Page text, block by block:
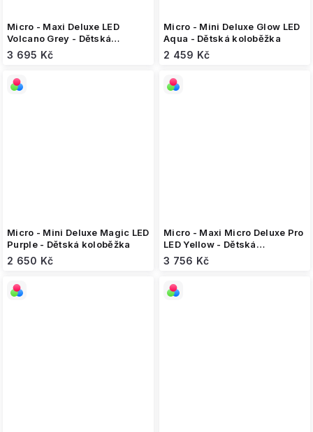
Micro - Maxi Deluxe LED
Volcano Grey - Dětská
skládací koloběžka
3 695 Kč
Micro - Mini Deluxe Glow LED
Aqua - Dětská koloběžka
2 459 Kč
Micro - Mini Deluxe Magic LED
Purple - Dětská koloběžka
2 650 Kč
Micro - Maxi Micro Deluxe Pro
LED Yellow - Dětská
koloběžka
3 756 Kč